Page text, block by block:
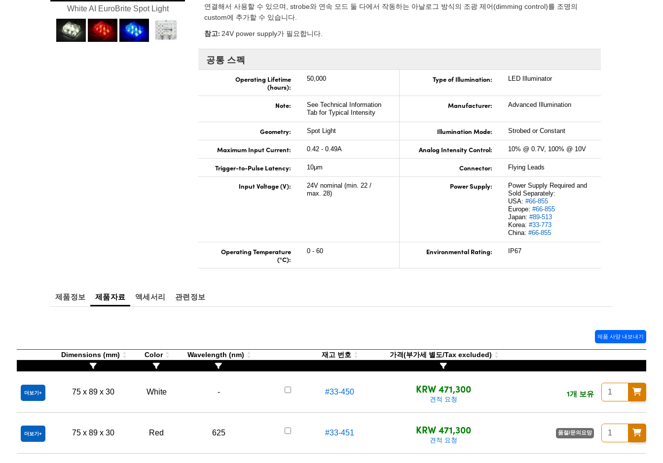
White AI EuroBrite Spot Light
연결해서 사용할 수 있으며, strobe와 연속 모드 둘 다에서 작동하는 아날로그 방식의 조광 제어(dimming control)를 조명의
custom에 추가할 수 있습니다.
참고: 24V power supply가 필요합니다.
공통 스펙
Operating Lifetime
(hours):
50,000 Type of Illumination: LED Illuminator
Note:
See Technical Information
Tab for Typical Intensity
Manufacturer: Advanced Illumination
Geometry: Spot Light Illumination Mode: Strobed or Constant
Maximum Input Current: 0.42 - 0.49A Analog Intensity Control: 10% @ 0.7V, 100% @ 10V
Trigger-to-Pulse Latency: 10μm Connector: Flying Leads
Input Voltage (V):
24V nominal (min. 22 /
max. 28)
Power Supply:
Power Supply Required and
Sold Separately:
USA: #66-855
Europe: #66-855
Japan: #89-513
Korea: #33-773
China: #66-855
Operating Temperature
(°C):
0 - 60 Environmental Rating: IP67
제품정보 제품자료 액세서리 관련정보
제품 사양 내보내기
Dimensions (mm) Color Wavelength (nm) 재고 번호 가격(부가세 별도/Tax excluded)
더보기 75 x 89 x 30 White - #33-450 KRW 471,300
견적 요청
1개 보유
더보기 75 x 89 x 30 Red 625 #33-451 KRW 471,300
견적 요청
품절/문의요망